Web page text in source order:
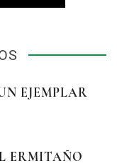
EJEMPLAR
ERMITAÑO